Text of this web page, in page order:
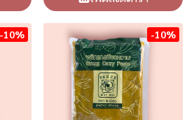
-10% -10%